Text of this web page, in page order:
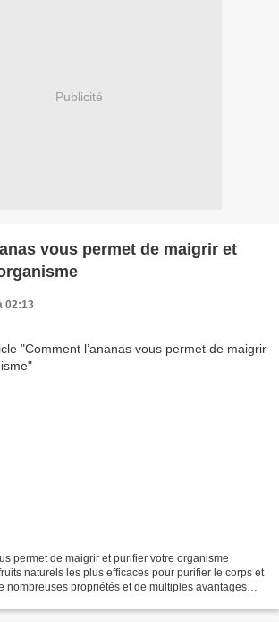
Publicité
vous permet de maigrir et
02:13
permet de maigrir et purifier votre organisme
fruits naturels les plus efficaces pour purifier le corps et
nombreuses propriétés et de multiples avantages